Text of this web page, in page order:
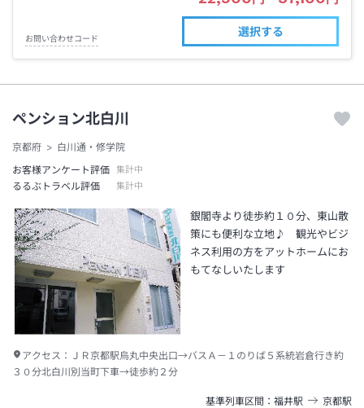
お問い合わせコード
選択する
ペンション北白川
京都府
白川通・修学院
お客様アンケート評価
集計中
るるぶトラベル評価 集計中
銀閣寺より徒歩約１０分、東山散
策にも便利な立地♪ 観光やビジ
ネス利用の方をアットホームにお
もてなしいたします
アクセス： ＪＲ京都駅烏丸中央出口→バスＡ－１のりば５系統岩倉行き約
３０分北白川別当町下車→徒歩約２分
基準列車区間 福井駅 京都駅